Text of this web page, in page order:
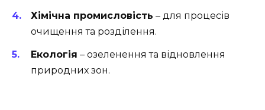
Хімічна промисловість – для процесів
очищення та розділення.
Екологія – озеленення та відновлення
природних зон.